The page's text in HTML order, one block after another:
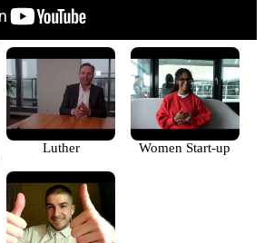
Luther Women Start-up